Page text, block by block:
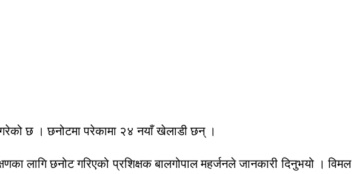
छ । छनोटमा परेकामा २४ नयाँ खेलाडी छन् ।
लागि छनोट गरिएको प्रशिक्षक बालगोपाल महर्जनले जानकारी दिनुभयो । विमल